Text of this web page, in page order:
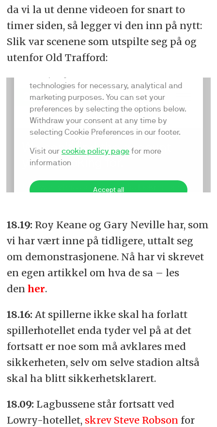
da vi la ut denne videoen for snart to
timer siden, så legger vi den inn på nytt:
Slik var scenene som utspilte seg på og
utenfor Old Trafford:
18.19: Roy Keane og Gary Neville har, som
vi har vært inne på tidligere, uttalt seg
om demonstrasjonene. Nå har vi skrevet
en egen artikkel om hva de sa – les
den her.
18.16: At spillerne ikke skal ha forlatt
spillerhotellet enda tyder vel på at det
fortsatt er noe som må avklares med
sikkerheten, selv om selve stadion altså
skal ha blitt sikkerhetsklarert.
18.09: Lagbussene står fortsatt ved
Lowry-hotellet, skrev Steve Robson for